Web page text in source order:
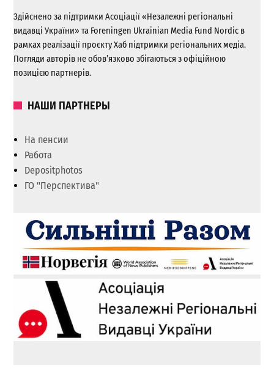
Здійснено за підтримки Асоціації «Незалежні регіональні
видавці України» та Foreningen Ukrainian Media Fund Nordic в
рамках реалізації проєкту Хаб підтримки регіональних медіа.
Погляди авторів не обов’язково збігаються з офіційною
позицією партнерів.
НАШИ ПАРТНЕРЫ
На пенсии
Работа
Depositphotos
ГО "Перспектива"